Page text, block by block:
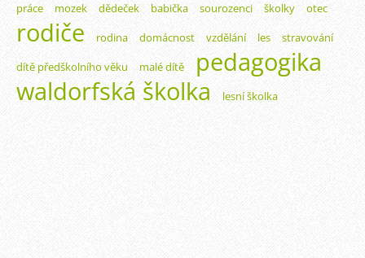
práce
mozek dědeček babička sourozenci školky otec
rodiče rodina domácnost vzdělání les
stravování
dítě předškolního věku
malé dítě
pedagogika
waldorfská školka
lesní školka